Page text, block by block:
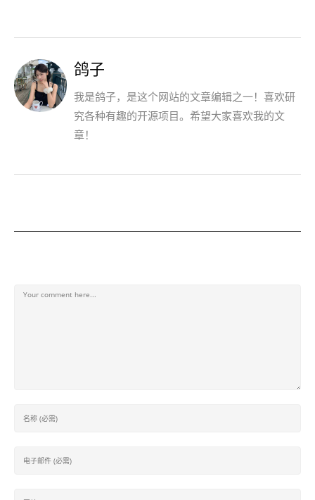
鸽子
我是鸽子，是这个网站的文章编辑之一！喜欢研
究各种有趣的开源项目。希望大家喜欢我的文
章！